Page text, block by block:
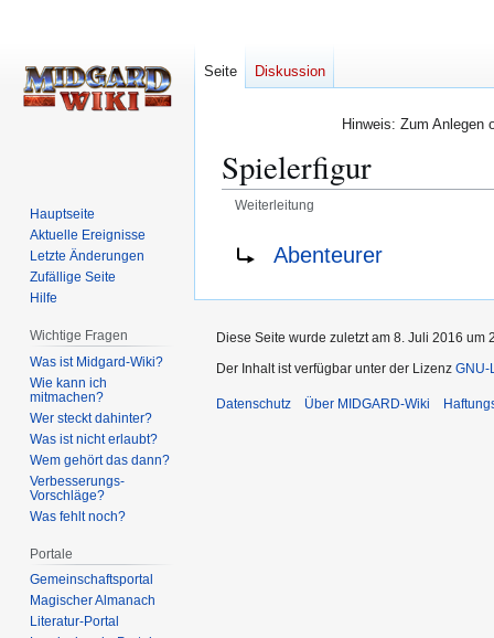
Hinweis: Zum Anlegen
Spielerfigur
Weiterleitung
Navigation
Suche
Weiterleitung nach:
Abenteurer
Seite Diskussion
Hauptseite
Aktuelle Ereignisse
Letzte Änderungen
Zufällige Seite
Hilfe
Wichtige Fragen
Was ist Midgard-Wiki?
Wie kann ich
mitmachen?
Wer steckt dahinter?
Was ist nicht erlaubt?
Wem gehört das dann?
Verbesserungs-
Vorschläge?
Was fehlt noch?
Portale
Gemeinschafts­portal
Magischer Almanach
Literatur-Portal
Diese Seite wurde zuletzt am 8. Juli 2016 um
Der Inhalt ist verfügbar unter der Lizenz GNU-
Datenschutz Über MIDGARD-Wiki